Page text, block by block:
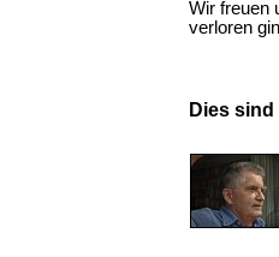
Wir freuen
verloren
Dies